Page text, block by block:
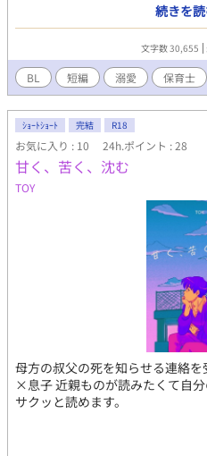
どもが好き」という純粋な想い
子たちと向き合っていく。 俺様
えん坊な奏、双子の颯真と湊、
しく穏やかな陽を「はる先生」
いていた。 しかし、ある事故を
断され、未来の医療に望みを託
後、目覚めた彼の前に現れたの
と成長した姿だった。 守る側だ
想いを向けられる側になる。
続きを
文字数 30,655
BL 短編 溺愛 保育士
ｼｮｰﾄｼｮｰﾄ 完結 R18
お気に入り : 10 24h.ポイント : 28
甘く、苦く、沈む
TOY
母方の叔父の死を知らせる連絡
×息子 近親ものが読みたくて自
サクッと読めます。